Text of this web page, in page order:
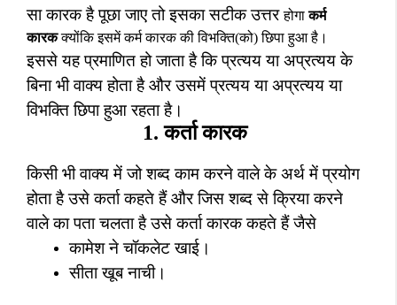
सा कारक है पूछा जाए तो इसका सटीक उत्तरहोगा कर्म
कारक क्योंकि इसमें कर्म कारक की विभक्ति(को) छिपा हुआ है।
इससे यह प्रमाणित हो जाता है कि प्रत्यय या अप्रत्यय के
बिना भी वाक्य होता है और उसमें प्रत्यय या अप्रत्यय या
विभक्ति छिपा हुआ रहता है।
1.कर्ता कारक
किसी भी वाक्य में जो शब्द काम करने वाले के अर्थ में प्रयोग
होता है उसे कर्ता कहते हैं और जिस शब्द से क्रिया करने
वाले का पता चलता है उसे कर्ता कारक कहते हैं जैसे
कामेश ने चॉकलेट खाई।
सीता खूब नाची।